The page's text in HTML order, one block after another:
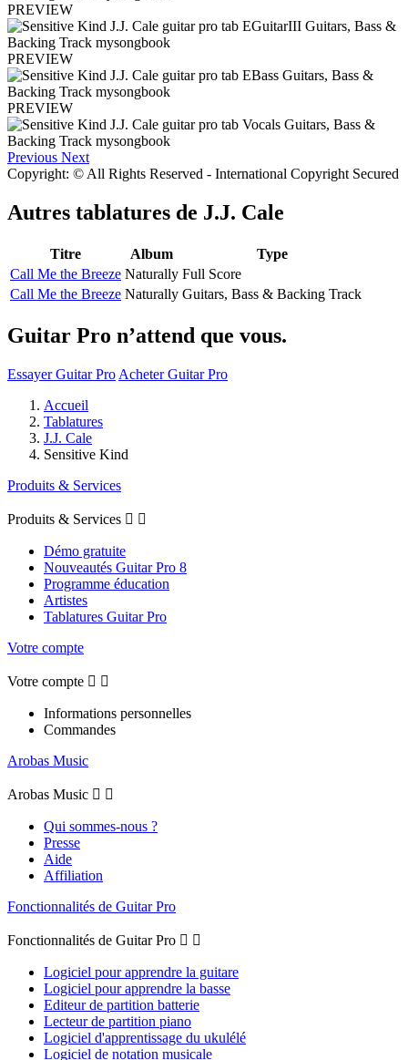
PREVIEW
PREVIEW
PREVIEW
Previous Next
Copyright: © All Rights Reserved - International Copyright Secured
Autres tablatures de J.J. Cale
Titre Album
Type
Call Me the Breeze Naturally Full Score
Call Me the Breeze Naturally Guitars, Bass & Backing Track
Guitar Pro n’attend que vous.
Essayer Guitar Pro Acheter Guitar Pro
Accueil
Tablatures
J.J. Cale
Sensitive Kind
Produits & Services
Produits & Services  
Démo gratuite
Nouveautés Guitar Pro 8
Programme éducation
Artistes
Tablatures Guitar Pro
Votre compte
Votre compte  
Informations personnelles
Commandes
Arobas Music
Arobas Music  
Qui sommes-nous ?
Presse
Aide
Affiliation
Fonctionnalités de Guitar Pro
Fonctionnalités de Guitar Pro  
Logiciel pour apprendre la guitare
Logiciel pour apprendre la basse
Editeur de partition batterie
Lecteur de partition piano
Logiciel d'apprentissage du ukulélé
Logiciel de notation musicale